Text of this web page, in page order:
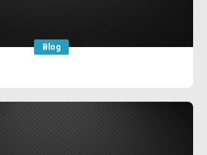
Blog